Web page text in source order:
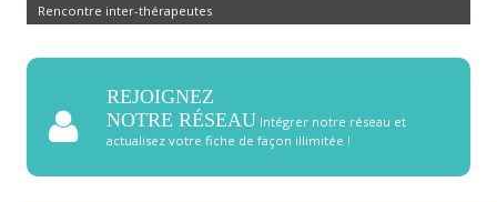
Rencontre inter-thérapeutes
REJOIGNEZ
NOTRE RÉSEAU Intégrer notre réseau et
actualisez votre fiche de façon illimitée !